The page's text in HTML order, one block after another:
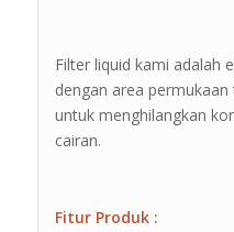
Filter liquid kami adalah
dengan area
untuk menghilangkan
cairan.
Fitur Produk :